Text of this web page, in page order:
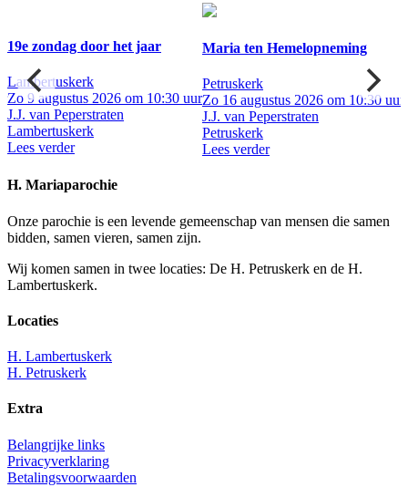
19e zondag door het jaar
Lambertuskerk
Zo 9 augustus 2026 om 10:30 uur
J.J. van Peperstraten
Lambertuskerk
Lees verder
Maria ten Hemelopneming
Petruskerk
Zo 16 augustus 2026 om 10:30 uur
J.J. van Peperstraten
Petruskerk
Lees verder
H. Mariaparochie
Onze parochie is een levende gemeenschap van mensen die samen
bidden, samen vieren, samen zijn.
Wij komen samen in twee locaties: De H. Petruskerk en de H.
Lambertuskerk.
Locaties
H. Lambertuskerk
H. Petruskerk
Extra
Belangrijke links
Privacyverklaring
Betalingsvoorwaarden